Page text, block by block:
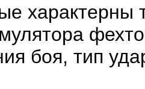
характерны
боя, тип